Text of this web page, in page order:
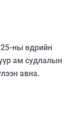
ны өдрийн
ам судлалын
авна.